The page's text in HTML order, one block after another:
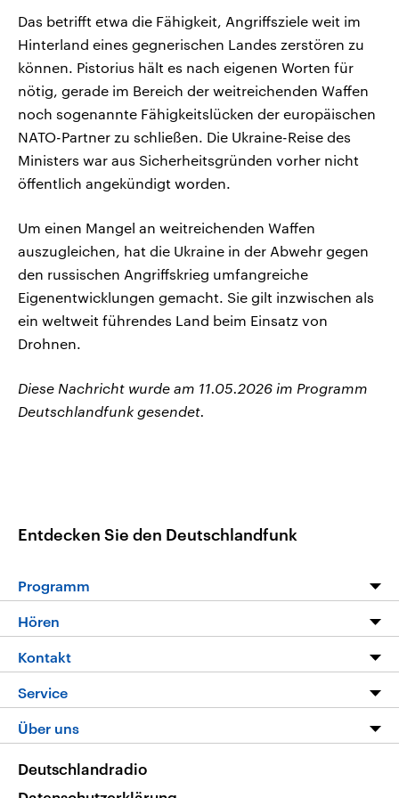
Das betrifft etwa die Fähigkeit, Angriffsziele weit im
Hinterland eines gegnerischen Landes zerstören zu
können. Pistorius hält es nach eigenen Worten für
nötig, gerade im Bereich der weitreichenden Waffen
noch sogenannte Fähigkeitslücken der europäischen
NATO-Partner zu schließen. Die Ukraine-Reise des
Ministers war aus Sicherheitsgründen vorher nicht
öffentlich angekündigt worden.
Um einen Mangel an weitreichenden Waffen
auszugleichen, hat die Ukraine in der Abwehr gegen
den russischen Angriffskrieg umfangreiche
Eigenentwicklungen gemacht. Sie gilt inzwischen als
ein weltweit führendes Land beim Einsatz von
Drohnen.
Diese Nachricht wurde am 11.05.2026 im Programm
Deutschlandfunk gesendet.
Entdecken Sie den Deutschlandfunk
Programm
Programm
Die Nachrichten
Nachrichtenleicht
Neue Beiträge auf dlf.de
Hören
Livestream
Podcasts
Deutschlandfunk App
Nachrichten App
Frequenzen
Kontakt
Hörerservice
Service
FAQ
Veranstaltungen
Über uns
Deutschlandradio